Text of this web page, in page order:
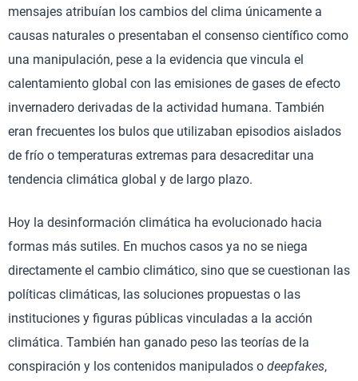
mensajes atribuían los cambios del clima únicamente a
causas naturales o presentaban el consenso científico como
una manipulación, pese a la evidencia que vincula el
calentamiento global con las emisiones de gases de efecto
invernadero derivadas de la actividad humana. También
eran frecuentes los bulos que utilizaban episodios aislados
de frío o temperaturas extremas para desacreditar una
tendencia climática global y de largo plazo.
Hoy la desinformación climática ha evolucionado hacia
formas más sutiles. En muchos casos ya no se niega
directamente el cambio climático, sino que se cuestionan las
políticas climáticas, las soluciones propuestas o las
instituciones y figuras públicas vinculadas a la acción
climática. También han ganado peso las teorías de la
conspiración y los contenidos manipulados o deepfakes,